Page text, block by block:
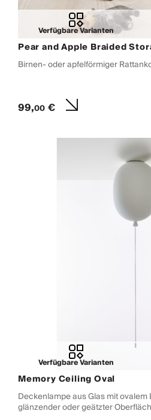
Verfügbare Varianten
Pear and Apple Braided
Birnen- oder apfelförmiger
99,00€
Verfügbare Varianten
Memory Ceiling Oval
Deckenlampe aus Glas mit
glänzender oder geätzter